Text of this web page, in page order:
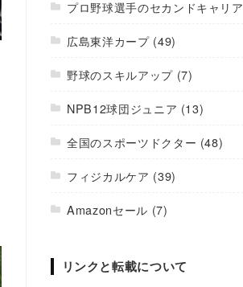
プロ野球選手のセカンドキャリア
広島東洋カープ(49)
野球のスキルアップ(7)
NPB12球団ジュニア (13)
全国のスポーツドクター (48)
フィジカルケア (39)
Amazonセール (7)
リンクと転載について